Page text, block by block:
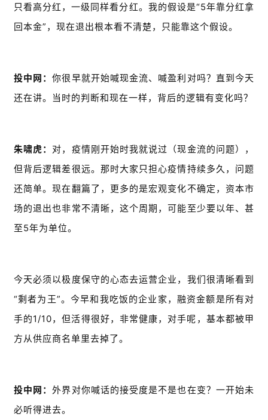
只看高分红，一级同样看分红。我的假设是“5年靠分红拿
回本金”，现在退出根本看不清楚，只能靠这个假设。
投中网：你很早就开始喊现金流、喊盈利对吗？直到今天
还在讲。当时的判断和现在一样，背后的逻辑有变化吗？
朱啸虎： 对，疫情刚开始时我就说过（现金流的问题），
但背后逻辑差很远。那时大家只担心疫情持续多久，问题
还简单。现在翻篇了，更多的是宏观变化不确定，资本市
场的退出也非常不清晰，这个周期，可能至少要以年、甚
至5年为单位。
今天必须以极度保守的心态去运营企业，我们很清晰看到
“剩者为王”。今早和我吃饭的企业家，融资金额是所有对
手的1/10，但活得很好，非常健康，对手呢，基本都被甲
方从供应商名单里去掉了。
投中网：外界对你喊话的接受度是不是也在变？一开始未
必听得进去。